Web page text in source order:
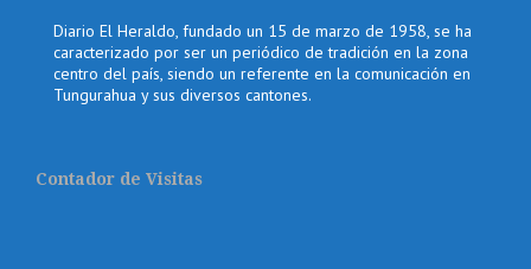
Diario El Heraldo, fundado un 15 de marzo de 1958, se ha
caracterizado por ser un periódico de tradición en la zona
centro del país, siendo un referente en la comunicación en
Tungurahua y sus diversos cantones.
Contador de Visitas